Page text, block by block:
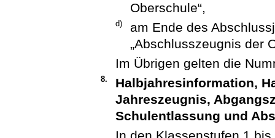
Oberschule“,
d)
am Ende des
„Abschlusszeugnis der
Im Übrigen gelten die
8.
Halbjahresinformation,
Jahreszeugnis,
Schulentlassung und